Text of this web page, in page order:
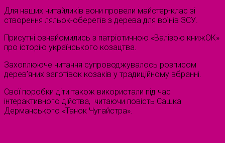
Для наших читайликів вони провели майстер-клас зі
створення ляльок-оберегів з дерева для воїнів ЗСУ.
Присутні ознайомились з патріотичною «Валізою книжОК»
про історію українського козацтва.
Захоплююче читання супроводжувалось розписом
дерев’яних заготівок козаків у традиційному вбранні.
Свої поробки діти також використали під час
інтерактивного дійства, читаючи повість Сашка
Дерманського «Танок Чугайстра».